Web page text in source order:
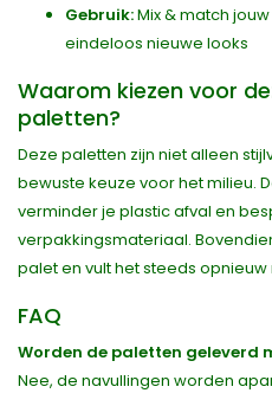
Gebruik:Mix & match
eindeloos nieuwe looks
Waarom kiezen voor
paletten?
Deze paletten zijn niet alleen
bewuste keuze voor het milieu.
verminder je plastic afval en
verpakkingsmateriaal.
palet en vult het steeds
FAQ
Worden de paletten geleverd
Nee, de navullingen worden